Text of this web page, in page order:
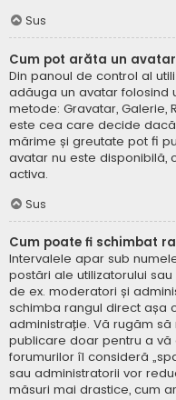
Sus
Cum pot arăta un
Din panoul de control al
adăuga un avatar folosind
metode: Gravatar, Galerie,
este cea care decide
mărime și greutate pot fi
avatar nu este disponibilă,
activa.
Sus
Cum poate fi schimbat
Intervalele apar sub
postări ale utilizatorului
de ex. moderatori și
schimba rangul direct așa
administrație. Vă rugăm
publicare doar pentru a vă
forumurilor îl consideră
sau administratorii vor
măsuri mai drastice, cum